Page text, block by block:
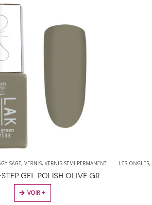
SAGE, VERNIS, VERNIS SEMI PERMANENT
I-LAK 11ML
VOIR +
LES ONGLES,